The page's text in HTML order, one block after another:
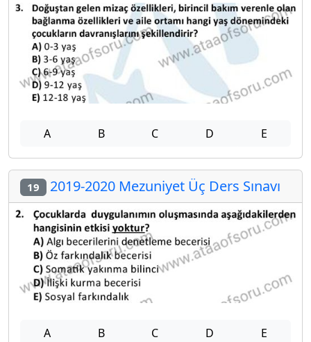
A B C D E
19 2019-2020 Mezuniyet Üç Ders Sınavı
A B C D E